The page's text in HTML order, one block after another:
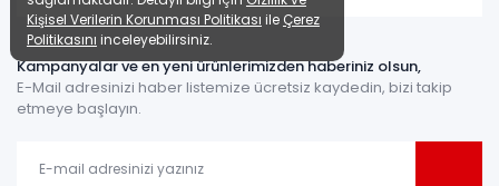
Kampanyalar ve en yeni ürünlerimizden haberiniz olsun,
E-Mail adresinizi haber listemize ücretsiz kaydedin, bizi takip
etmeye başlayın.
Kişisel Verilerin Korunması Politikası ile Çerez
Politikasını inceleyebilirsiniz.